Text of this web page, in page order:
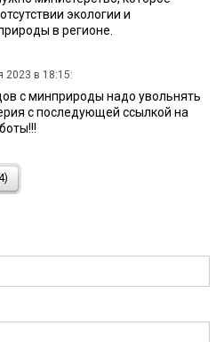
экологии и
в регионе.
2023 в 18:15:
с минприроды надо увольнять
с последующей ссылкой на
в 17:51:
работы по экологии, на
было давно о ставиться. Годовые
высоту и работа станеиют
другим специалистам
улучшить работу по